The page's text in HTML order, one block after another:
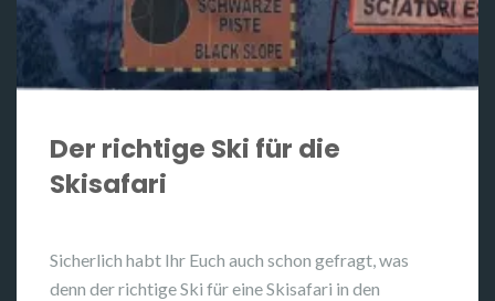
Der richtige Ski für die
Skisafari
Sicherlich habt Ihr Euch auch schon gefragt, was
denn der richtige Ski für eine Skisafari in den